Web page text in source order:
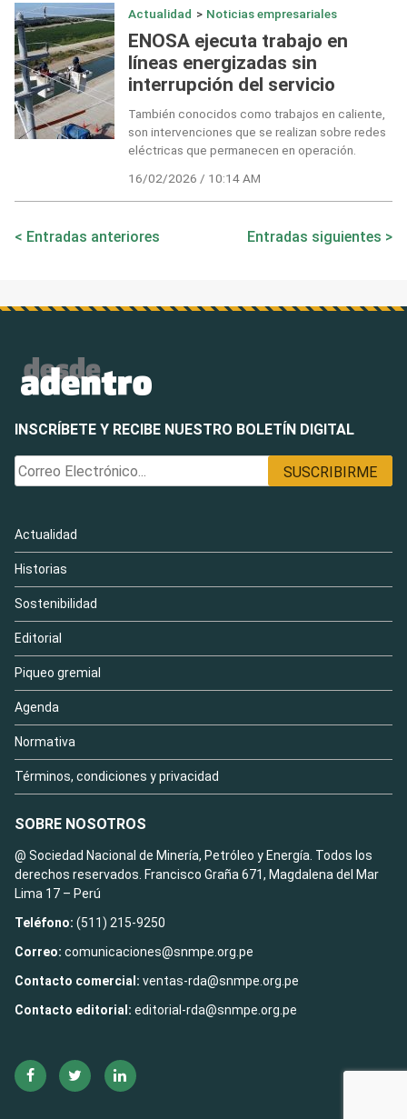
Actualidad > Noticias empresariales
ENOSA ejecuta trabajo en
líneas energizadas sin
interrupción del servicio
También conocidos como trabajos en caliente,
son intervenciones que se realizan sobre redes
eléctricas que permanecen en operación.
16/02/2026 / 10:14 AM
Navegación
Entradas anteriores Entradas siguientes
INSCRÍBETE Y RECIBE NUESTRO BOLETÍN DIGITAL
Actualidad
Historias
Sostenibilidad
Editorial
Piqueo gremial
Agenda
Normativa
Términos, condiciones y privacidad
SOBRE NOSOTROS
@ Sociedad Nacional de Minería, Petróleo y Energía. Todos los
derechos reservados. Francisco Graña 671, Magdalena del Mar
Lima 17 – Perú
Teléfono: (511) 215-9250
Correo: comunicaciones@snmpe.org.pe
Contacto comercial: ventas-rda@snmpe.org.pe
Contacto editorial: editorial-rda@snmpe.org.pe